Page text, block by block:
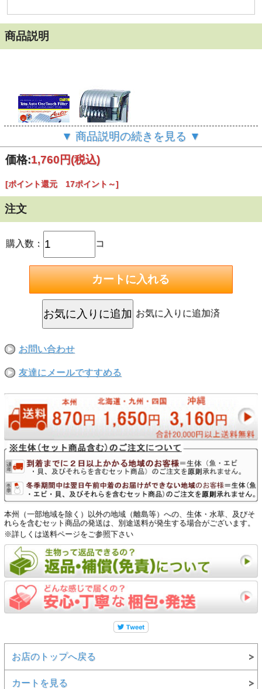
商品説明
テトラ オートワンタッチフィルター・AT-20（15～32cm水
槽用）
■外掛け式フィルター
■付属品： 専用ろ材（バイオバッグジュニア付）、延長吸水
▼ 商品説明の続きを見る ▼
価格:1,760円(税込)
[ポイント還元 17ポイント～]
注文
購入数： コ
お気に入りに追加済
お問い合わせ
友達にメールですすめる
本州（一部地域を除く）以外の地域（離島等）への、生体・水草、及びそ
れらを含むセット商品の発送は、別途送料が発生する場合がございます。
※詳しくは送料ページをご参照下さい
お店のトップへ戻る
カートを見る